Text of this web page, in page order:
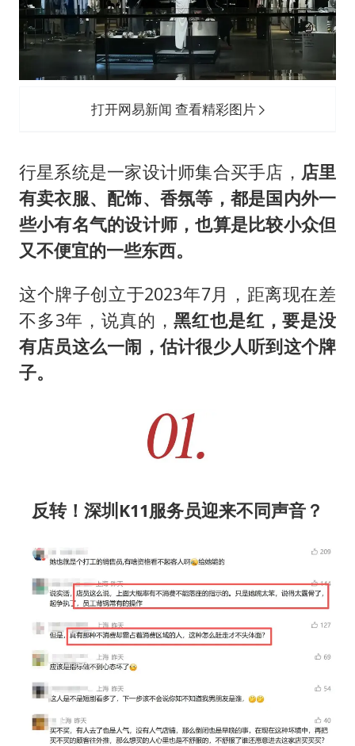
打开网易新闻 查看精彩图片
行星系统是一家设计师集合买手店， 店里
有卖衣服、配饰、香氛等，都是国内外一
些小有名气的设计师，也算是比较小众但
又不便宜的一些东西。
这个牌子创立于2023年7月，距离现在差
不多3年，说真的，黑红也是红，要是没
有店员这么一闹，估计很少人听到这个牌
子。
反转！深圳K11服务员迎来不同声音？